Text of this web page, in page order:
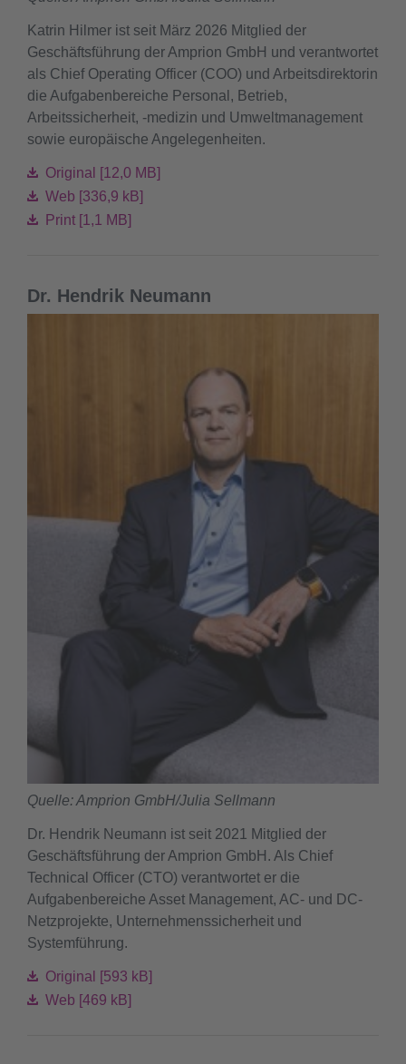
Katrin Hilmer ist seit März 2026 Mitglied der
Geschäftsführung der Amprion GmbH und verantwortet
als Chief Operating Officer (COO) und Arbeitsdirektorin
die Aufgabenbereiche Personal, Betrieb,
Arbeitssicherheit, -medizin und Umweltmanagement
sowie europäische Angelegenheiten.
Original [12,0 MB]
Web [336,9 kB]
Print [1,1 MB]
Dr. Hendrik Neumann
Dr. Hendrik Neumann ist seit 2021 Mitglied der
Geschäftsführung der Amprion GmbH. Als Chief
Technical Officer (CTO) verantwortet er die
Aufgabenbereiche Asset Management, AC- und DC-
Netzprojekte, Unternehmenssicherheit und
Systemführung.
Original [593 kB]
Web [469 kB]
Quelle: Amprion GmbH/Julia Sellmann